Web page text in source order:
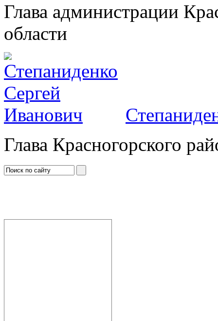
Глава администрации
области
Глава Красногорского